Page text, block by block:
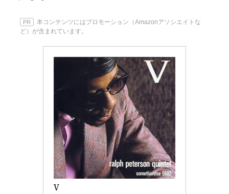
PR
本コンテンツにはプロモーション（Amazonアソシエイトな
ど）が含まれています。
V